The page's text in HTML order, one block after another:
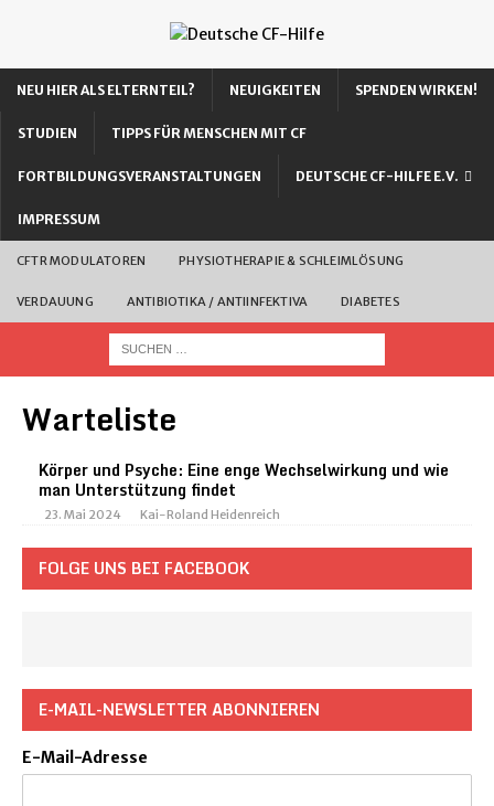
NEU HIER ALS ELTERNTEIL? NEUIGKEITEN SPENDEN WIRKEN!
STUDIEN TIPPS FÜR MENSCHEN MIT CF
FORTBILDUNGSVERANSTALTUNGEN DEUTSCHE CF-HILFE E.V.
IMPRESSUM
CFTR MODULATOREN PHYSIOTHERAPIE & SCHLEIMLÖSUNG
VERDAUUNG ANTIBIOTIKA / ANTIINFEKTIVA DIABETES
Warteliste
Körper und Psyche: Eine enge Wechselwirkung und wie
man Unterstützung findet
23. Mai 2024 Kai-Roland Heidenreich
FOLGE UNS BEI FACEBOOK
E-MAIL-NEWSLETTER ABONNIEREN
E-Mail-Adresse